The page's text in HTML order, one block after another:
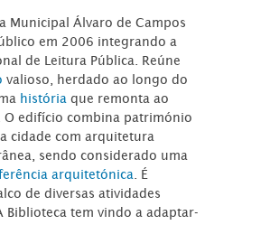
Municipal Álvaro de Campos
em 2006 integrando a
de Leitura Pública. Reúne
valioso, herdado ao longo do
história que remonta ao
O edifício combina património
cidade com arquitetura
sendo considerado uma
arquitetónica . É
de diversas atividades
Biblioteca tem vindo a adaptar-